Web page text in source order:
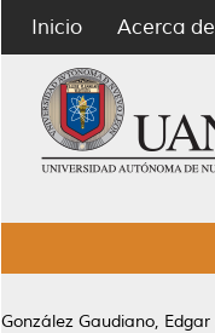
Inicio Acerca de
González Gaudiano, Edgar